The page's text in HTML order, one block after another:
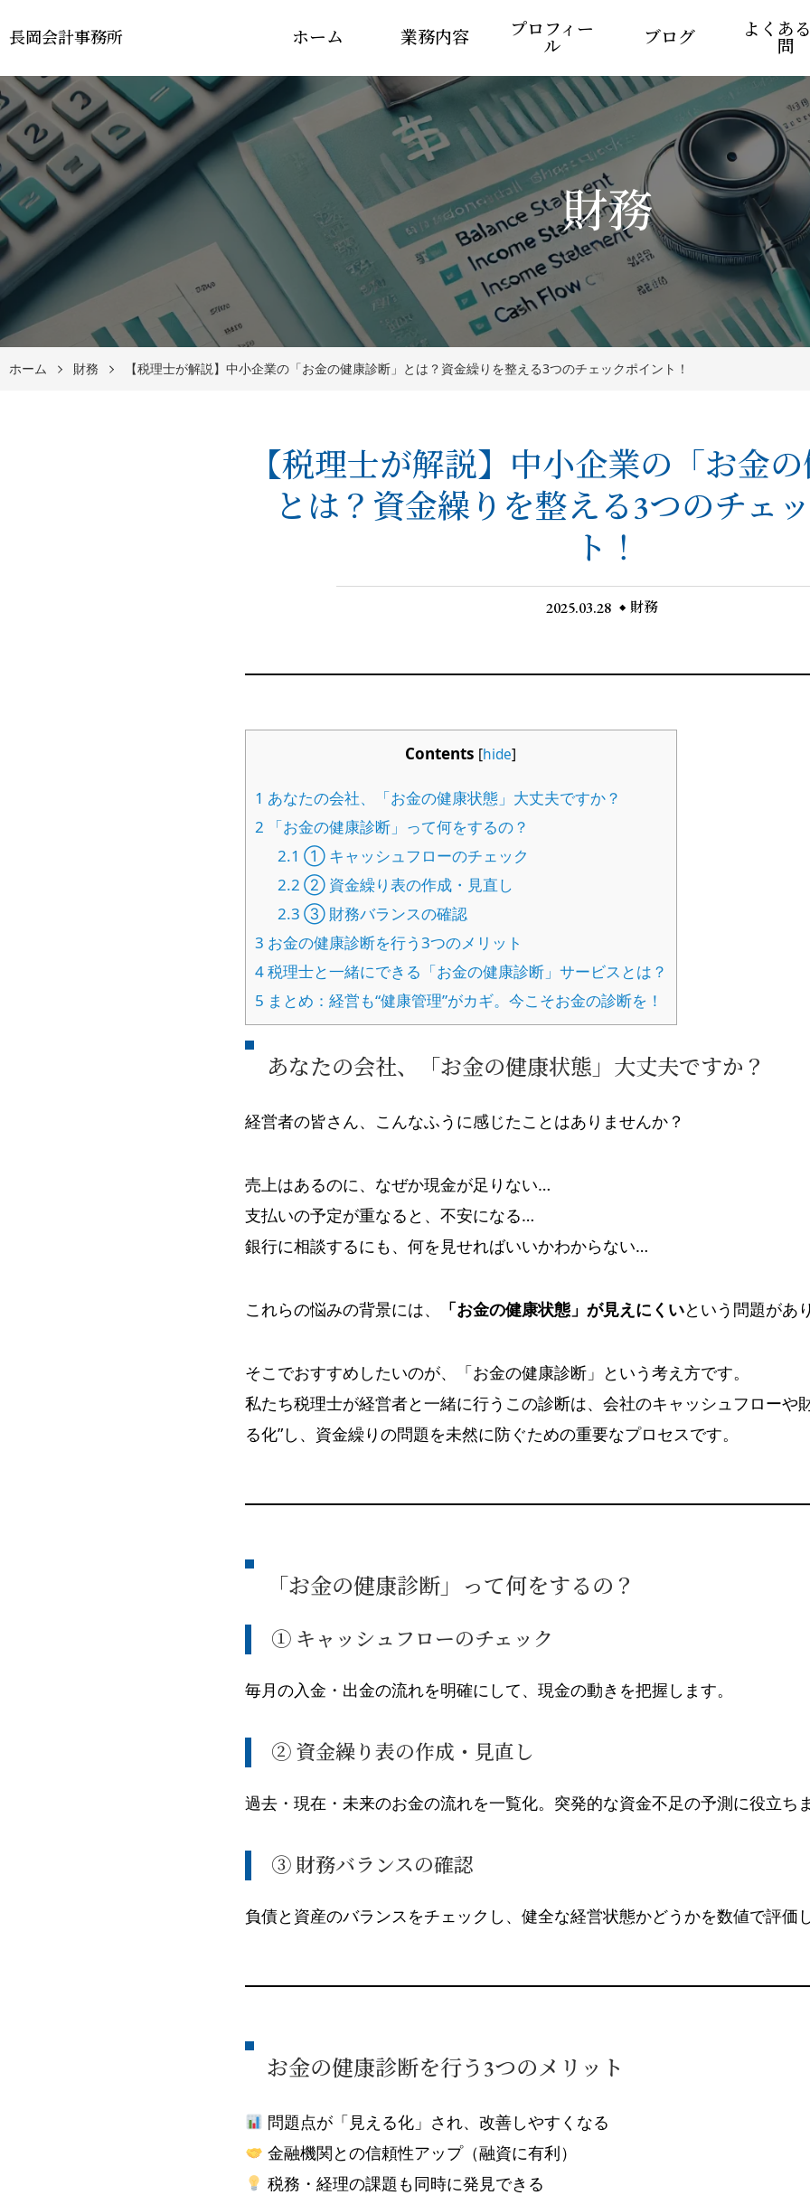
長岡会計事務所 ホーム 業務内容 プロフィー
ル ブログ よくあ
問
財務
ホーム 財務 【税理士が解説】中小企業の「お金の健康診断」とは？資金繰りを整える3つのチェックポイント！
【税理士が解説】中小企業の「お金
とは？資金繰りを整える3つのチェ
ト！
2025.03.28 財務
Contents [hide]
1 あなたの会社、「お金の健康状態」大丈夫ですか？
2 「お金の健康診断」って何をするの？
2.1 ① キャッシュフローのチェック
2.2 ② 資金繰り表の作成・見直し
2.3 ③ 財務バランスの確認
3 お金の健康診断を行う3つのメリット
4税理士と一緒にできる「お金の健康診断」サービスとは？
5 まとめ：経営も“健康管理”がカギ。今こそお金の診断を！
あなたの会社、「お金の健康状態」大丈夫ですか？
経営者の皆さん、こんなふうに感じたことはありませんか？
売上はあるのに、なぜか現金が足りない…
支払いの予定が重なると、不安になる…
銀行に相談するにも、何を見せればいいかわからない…
これらの悩みの背景には、 「お金の健康状態」が見えにくいという問題があ
そこでおすすめしたいのが、「お金の健康診断」という考え方です。
私たち税理士が経営者と一緒に行うこの診断は、会社のキャッシュフローや
る化”し、資金繰りの問題を未然に防ぐための重要なプロセスです。
「お金の健康診断」って何をするの？
① キャッシュフローのチェック
毎月の入金・出金の流れを明確にして、現金の動きを把握します。
② 資金繰り表の作成・見直し
過去・現在・未来のお金の流れを一覧化。突発的な資金不足の予測に役立ち
③ 財務バランスの確認
負債と資産のバランスをチェックし、健全な経営状態かどうかを数値で評価
お金の健康診断を行う3つのメリット
問題点が「見える化」され、改善しやすくなる
金融機関との信頼性アップ（融資に有利）
税務・経理の課題も同時に発見できる